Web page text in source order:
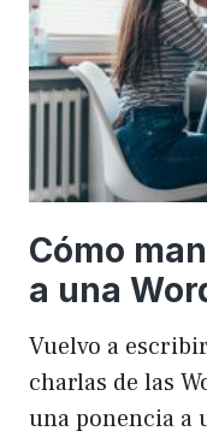
Cómo
a una
Vuelvo a
charlas de las
una ponencia a